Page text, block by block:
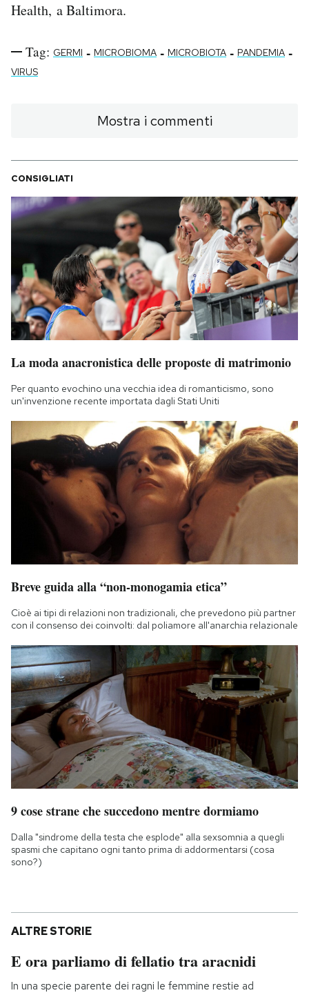
Health, a Baltimora.
Tag: GERMI - MICROBIOMA - MICROBIOTA - PANDEMIA -
VIRUS
Mostra i commenti
CONSIGLIATI
La moda anacronistica delle proposte di matrimonio
Per quanto evochino una vecchia idea di romanticismo, sono
un'invenzione recente importata dagli Stati Uniti
Breve guida alla “non-monogamia etica”
Cioè ai tipi di relazioni non tradizionali, che prevedono più partner
con il consenso dei coinvolti: dal poliamore all'anarchia relazionale
9 cose strane che succedono mentre dormiamo
Dalla "sindrome della testa che esplode" alla sexsomnia a quegli
spasmi che capitano ogni tanto prima di addormentarsi (cosa
sono?)
ALTRE STORIE
E ora parliamo di fellatio tra aracnidi
In una specie parente dei ragni le femmine restie ad